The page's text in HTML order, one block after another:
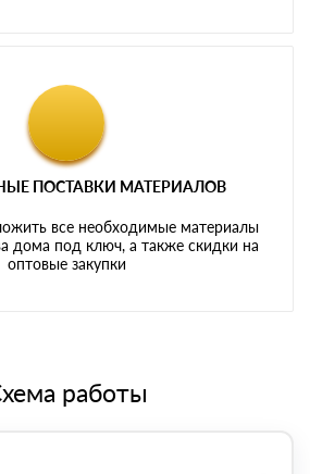
ПОСТАВКИ МАТЕРИАЛОВ
все необходимые материалы
дома под ключ, а также скидки на
оптовые закупки
работы